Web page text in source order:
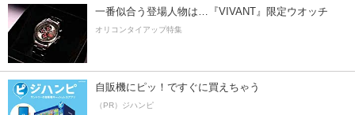
一番似合う登場人物は…『VIVANT』限定ウオッチ
オリコンタイアップ特集
自販機にピッ！ですぐに買えちゃう
（PR）ジハンピ